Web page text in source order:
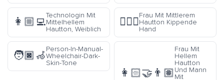
👩🏼‍💻
Technologin Mit
Mittelhellem
Hautton, Weiblich
💁🏽‍♀️
Frau Mit Mittlerem
Hautton Kippende
Hand
🧑🏿‍🦽
Person-In-Manual-
Wheelchair-Dark-
Skin-Tone
👩🏻‍🤝‍👨🏽
Frau Mit
Hellem
Hautton
Und Mann
Mit